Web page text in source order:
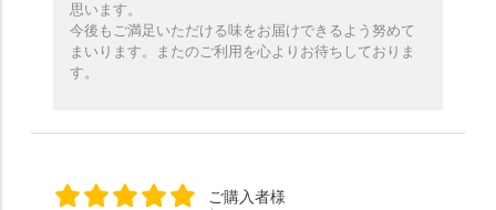
思います。
今後もご満足いただける味をお届けできるよう努めて
まいります。またのご利用を心よりお待ちしておりま
す。
ご購入者様